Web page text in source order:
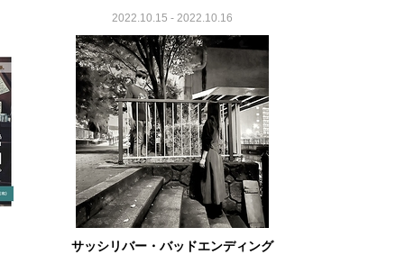
2022.10.15 - 2022.10.16
サッシリバー・バッドエンディング